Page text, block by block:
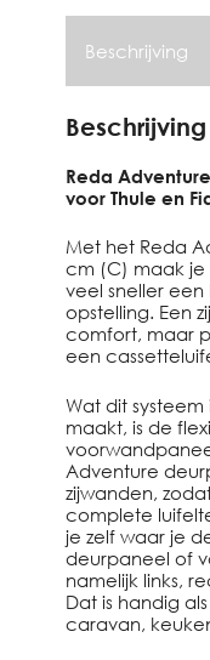
Beschrijving
Beschrijving
Reda
voor Thule en
Met het Reda
cm (C) maak je
veel sneller
opstelling. Een
comfort, maar
een
Wat dit
maakt, is de
Adventure
zijwanden,
complete
je zelf waar je
deurpaneel of
namelijk links,
Dat is handig
caravan,